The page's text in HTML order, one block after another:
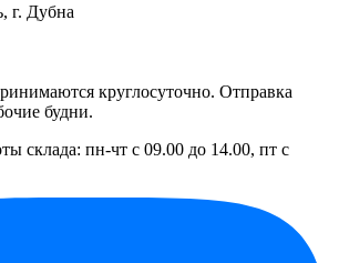
г. Дубна
круглосуточно. Отправка
будни.
склада: пн-чт с 09.00 до 14.00, пт с